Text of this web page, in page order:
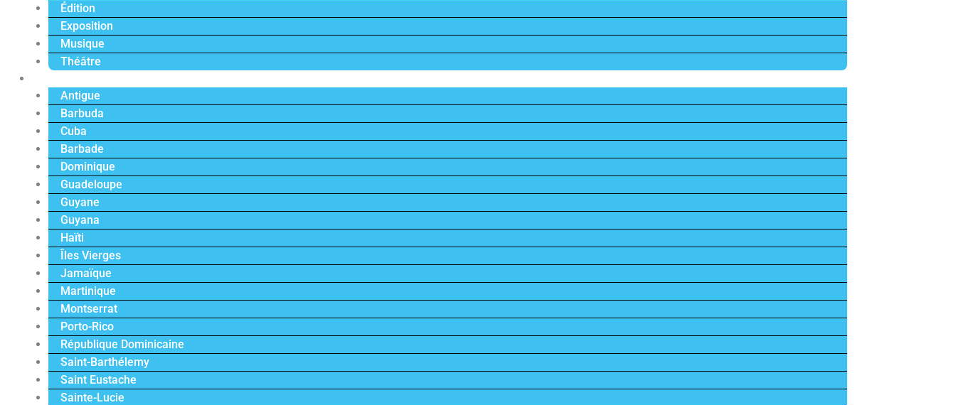
Édition
Exposition
Musique
Théâtre
Antigue
Barbuda
Cuba
Barbade
Dominique
Guadeloupe
Guyane
Guyana
Haïti
Îles Vierges
Jamaïque
Martinique
Montserrat
Porto-Rico
République Dominicaine
Saint-Barthélemy
Saint Eustache
Sainte-Lucie